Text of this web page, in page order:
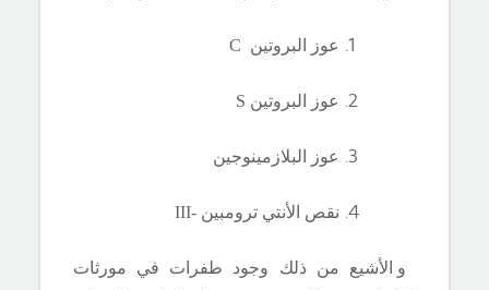
عوز البروتين
عوز البروتين
عوز البلازمينوجين
نقص الأنتي ترومبين -III
و الأشيع من ذلك وجود طفرات في مورثات